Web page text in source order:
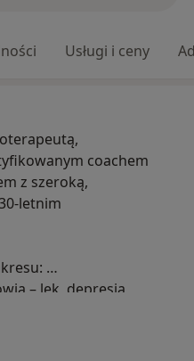
Usługi i ceny
coachem
z szeroką,
letnim
– lęk, depresja,
kompulsywne),
– kryzys w związku,